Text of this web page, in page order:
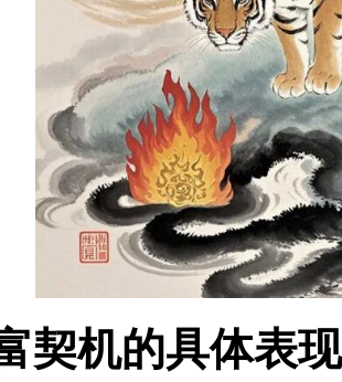
机的具体表现